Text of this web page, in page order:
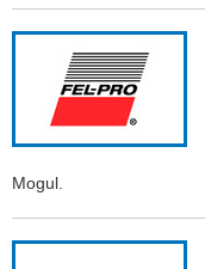
Mogul.